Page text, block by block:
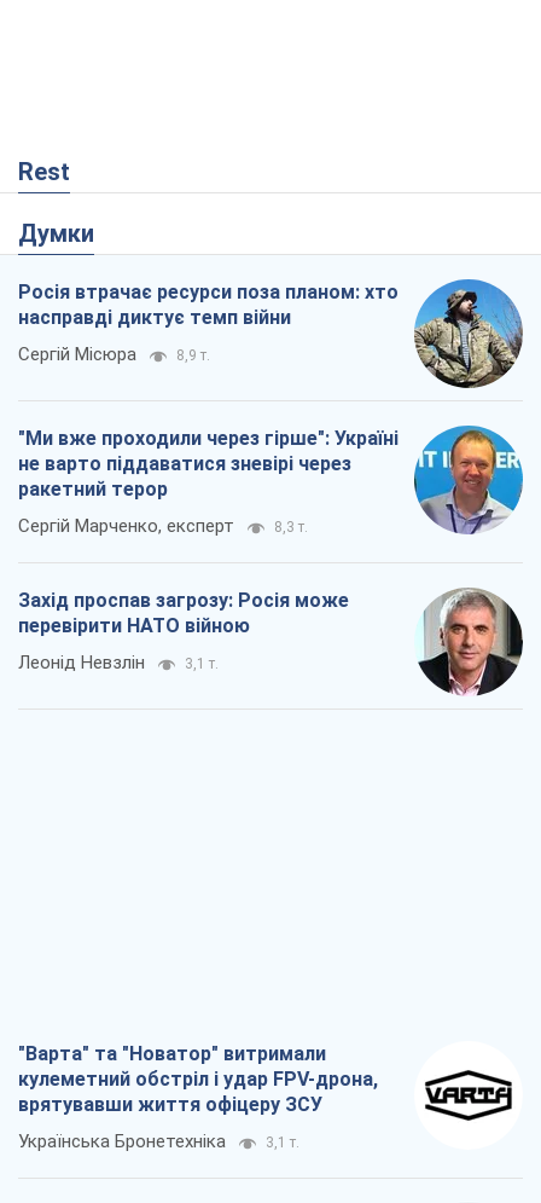
Rest
Думки
Росія втрачає ресурси поза планом: хто
насправді диктує темп війни
Сергій Місюра 8,9 т.
"Ми вже проходили через гірше": Україні
не варто піддаватися зневірі через
ракетний терор
Сергій Марченко, експерт 8,3 т.
Захід проспав загрозу: Росія може
перевірити НАТО війною
Леонід Невзлін 3,1 т.
"Варта" та "Новатор" витримали
кулеметний обстріл і удар FPV-дрона,
врятувавши життя офіцеру ЗСУ
Українська Бронетехніка 3,1 т.